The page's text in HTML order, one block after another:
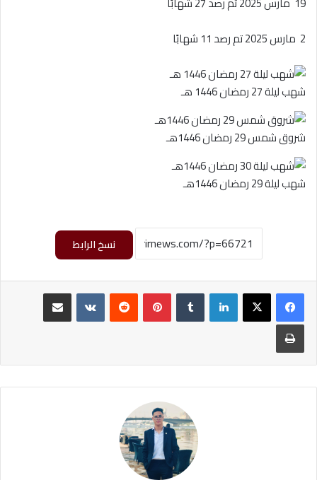
2 مارس 2025 تم رصد 11 شهابًا
شهب ليلة 27 رمضان 1446 هـ
شروق شمس 29 رمضان 1446هـ
شهب ليلة 29 رمضان 1446هـ
نسخ الرابط
لينكدإن بينتيريست
طباعة